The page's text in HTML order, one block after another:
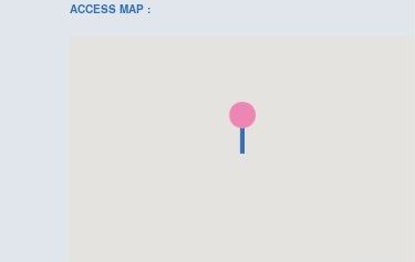
ACCESS MAP :